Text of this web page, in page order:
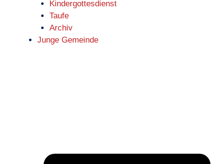
Kindergottesdienst
Taufe
Archiv
Junge Gemeinde